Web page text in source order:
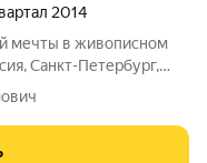
2014
мечты в живописном
жильё для своей
квартира на 23